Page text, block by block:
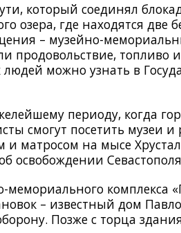
который соединял
озера, где находятся
– музейно-
продовольствие,
можно узнать в
периоду, когда
смогут посетить музеи
матросом на мысе
Севастополя
мемориального комплекса
– известный дом
Позже с торца